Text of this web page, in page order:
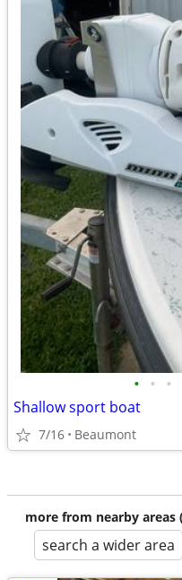
• • •
Shallow sport boat
7/16 Beaumont
more from nearby areas
search a wider area